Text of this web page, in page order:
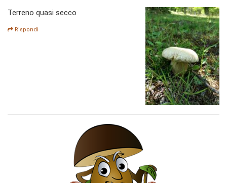
Terreno quasi secco
Rispondi